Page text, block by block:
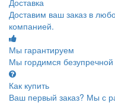
Доставка
Доставим ваш заказ в
компанией.
Мы гарантируем
Мы гордимся
Как купить
Ваш первый заказ? Мы с